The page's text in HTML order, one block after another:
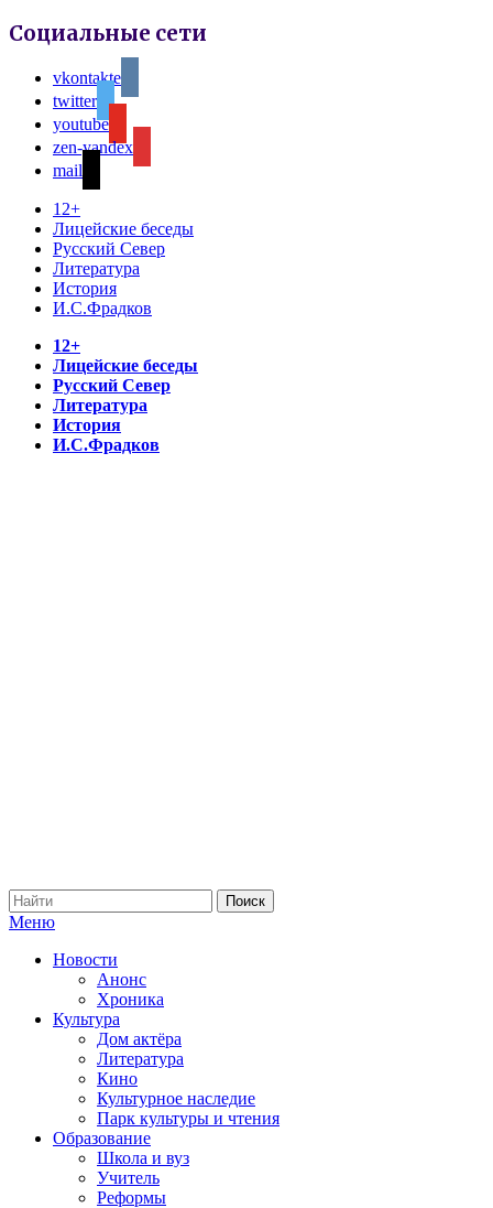
Социальные сети
vkontakte
twitter
youtube
zen-yandex
mail
12+
Лицейские беседы
Русский Север
Литература
История
И.С.Фрадков
12+
Лицейские беседы
Русский Север
Литература
История
И.С.Фрадков
Меню
Новости
Анонс
Хроника
Культура
Дом актёра
Литература
Кино
Культурное наследие
Парк культуры и чтения
Образование
Школа и вуз
Учитель
Реформы